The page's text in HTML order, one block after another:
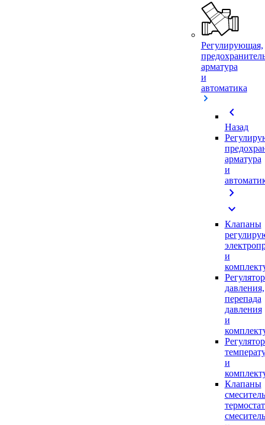
Регулирующая,
арматура
и
автоматика
chevron_left
Назад
арматура
и
chevron_right
expand_more
Клапаны
и
давления,
перепада
давления
и
и
Клапаны